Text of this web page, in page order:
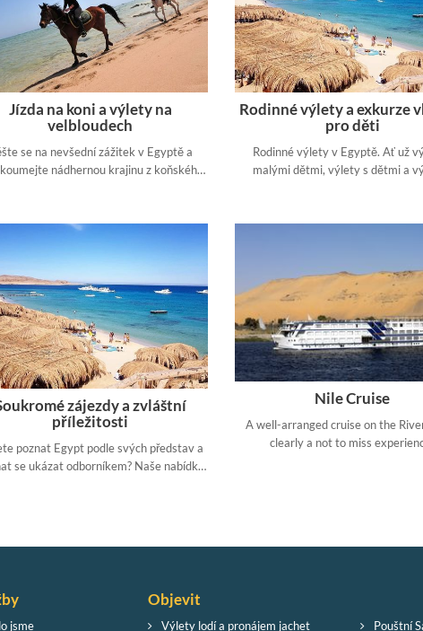
Jízda na koni a výlety na
velbloudech
se na nevšední zážitek v Egyptě a
nádhernou krajinu z koňského
Rodinné výlety a exkurze
pro děti
Rodinné výlety v Egyptě. Ať už
malými dětmi, výlety s dětmi a
zájezdy a zvláštní
příležitosti
poznat Egypt podle svých představ a
se ukázat odborníkem? Naše nabídka
Nile Cruise
A well-arranged cruise on the
clearly a not to miss
jsme
Objevit
Výlety lodí a pronájem jachet
Pouštní